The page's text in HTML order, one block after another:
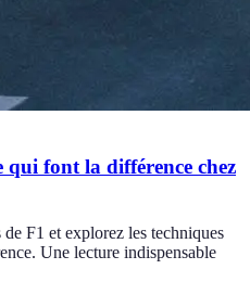
qui font la différence chez
F1 et explorez les techniques
Une lecture indispensable